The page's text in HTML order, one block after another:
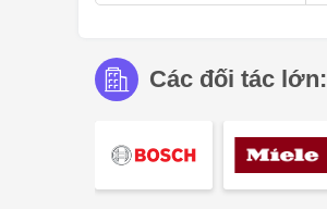
Các đối tác lớn: